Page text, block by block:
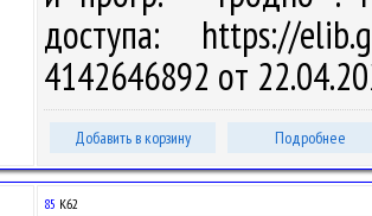
доступа: https://
4142646892 от
Добавить в корзину Подробнее
85 К62